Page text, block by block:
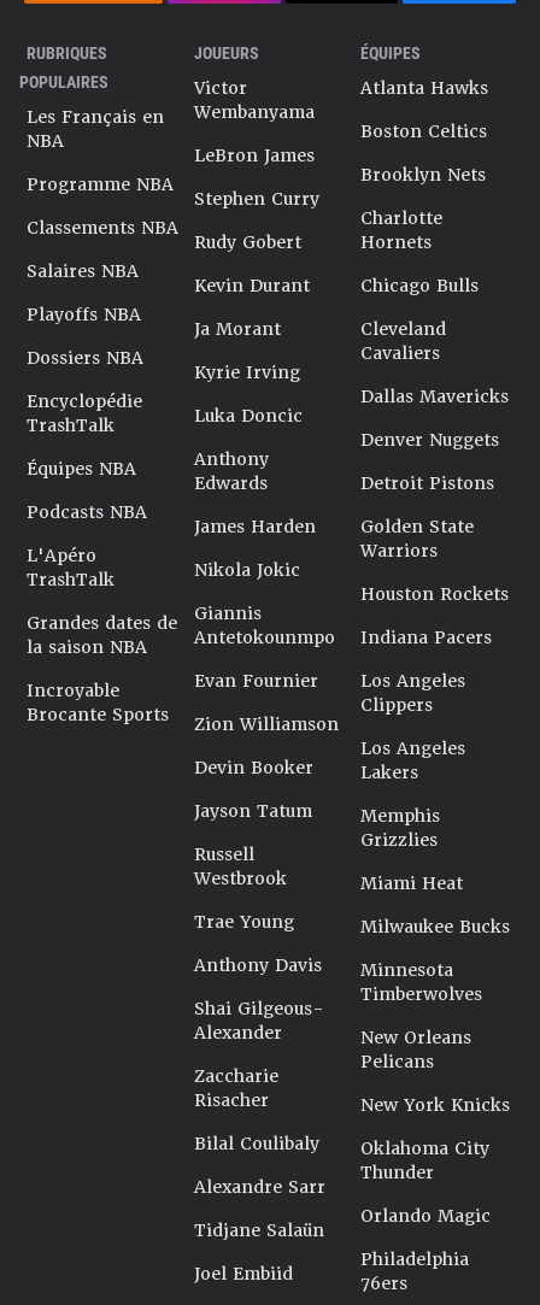
RUBRIQUES
POPULAIRES
Les Français en
NBA
Programme NBA
Classements NBA
Salaires NBA
Playoffs NBA
Dossiers NBA
Encyclopédie
TrashTalk
Équipes NBA
Podcasts NBA
L'Apéro
TrashTalk
Grandes dates de
la saison NBA
Incroyable
Brocante Sports
JOUEURS
Victor
Wembanyama
LeBron James
Stephen Curry
Rudy Gobert
Kevin Durant
Ja Morant
Kyrie Irving
Luka Doncic
Anthony
Edwards
James Harden
Nikola Jokic
Giannis
Antetokounmpo
Evan Fournier
Zion Williamson
Devin Booker
Jayson Tatum
Russell
Westbrook
Trae Young
Anthony Davis
Shai Gilgeous-
Alexander
Zaccharie
Risacher
Bilal Coulibaly
Alexandre Sarr
Tidjane Salaün
Joel Embiid
ÉQUIPES
Atlanta Hawks
Boston Celtics
Brooklyn Nets
Charlotte
Hornets
Chicago Bulls
Cleveland
Cavaliers
Dallas Mavericks
Denver Nuggets
Detroit Pistons
Golden State
Warriors
Houston Rockets
Indiana Pacers
Los Angeles
Clippers
Los Angeles
Lakers
Memphis
Grizzlies
Miami Heat
Milwaukee Bucks
Minnesota
Timberwolves
New Orleans
Pelicans
New York Knicks
Oklahoma City
Thunder
Orlando Magic
Philadelphia
76ers